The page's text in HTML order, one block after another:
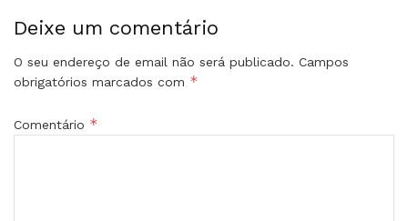
Deixe um comentário
O seu endereço de email não será publicado. Campos
obrigatórios marcados com *
Comentário *